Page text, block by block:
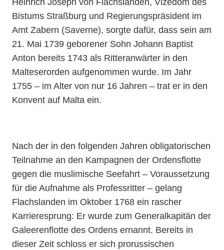
Heinrich Joseph von Flachslanden, Vizedom des
Bistums Straßburg und Regierungspräsident im
Amt Zabern (Saverne), sorgte dafür, dass sein am
21. Mai 1739 geborener Sohn Johann Baptist
Anton bereits 1743 als Ritteranwärter in den
Malteserorden aufgenommen wurde. Im Jahr
1755 – im Alter von nur 16 Jahren – trat er in den
Konvent auf Malta ein.
Nach der in den folgenden Jahren obligatorischen
Teilnahme an den Kampagnen der Ordensflotte
gegen die muslimische Seefahrt – Voraussetzung
für die Aufnahme als Professritter – gelang
Flachslanden im Oktober 1768 ein rascher
Karrieresprung: Er wurde zum Generalkapitän der
Galeerenflotte des Ordens ernannt. Bereits in
dieser Zeit schloss er sich prorussischen